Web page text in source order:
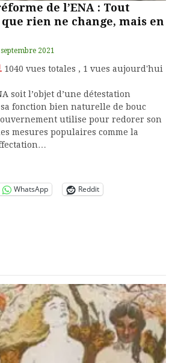
de l’ENA : Tout
rien ne change, mais en
2021
1040 vues totales , 1 vues aujourd'hui
soit l’objet d’une détestation
fonction bien naturelle de bouc
utilise pour redorer son
mesures populaires comme la
WhatsApp Reddit